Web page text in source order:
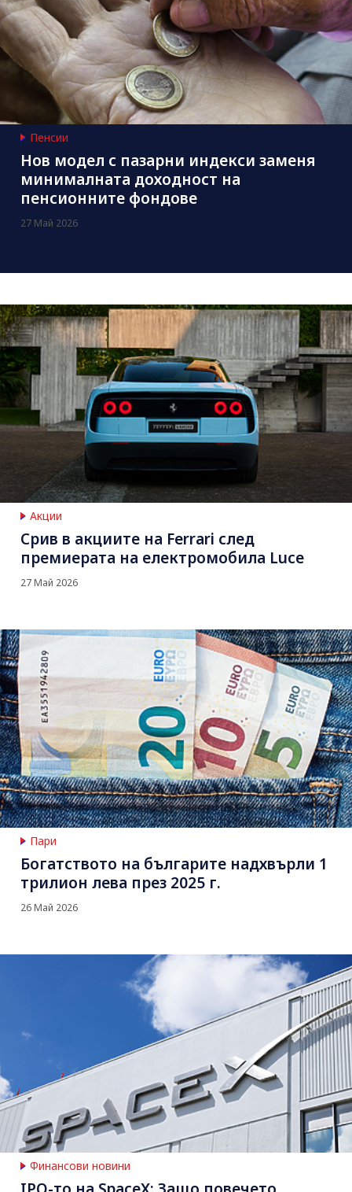
Пенсии
Нов модел с пазарни индекси заменя
минималната доходност на
пенсионните фондове
27 Май 2026
Акции
Срив в акциите на Ferrari след
премиерата на електромобила Luce
27 Май 2026
Пари
Богатството на българите надхвърли 1
трилион лева през 2025 г.
26 Май 2026
Финансови новини